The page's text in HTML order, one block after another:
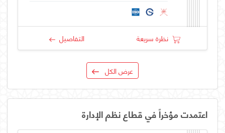
نظرة سريعة التفاصيل
عرض الكل
اعتمدت مؤخراً في قطاع نظم الإدارة